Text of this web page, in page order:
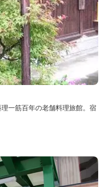
一筋百年の老舗料理旅館。宿